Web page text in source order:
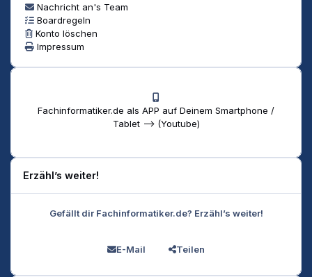
Nachricht an's Team
Boardregeln
Konto löschen
Impressum
Fachinformatiker.de als APP auf Deinem Smartphone /
Tablet --> (Youtube)
Erzähl’s weiter!
Gefällt dir Fachinformatiker.de? Erzähl’s weiter!
E-Mail Teilen